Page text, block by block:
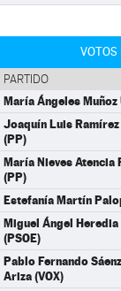
VOTOS
PARTIDO
María Ángeles
Joaquín Luis
(PP)
María Nieves Atencia
(PP)
Estefanía Martín
Miguel Ángel Heredia
(PSOE)
Pablo Fernando
Ariza (VOX)